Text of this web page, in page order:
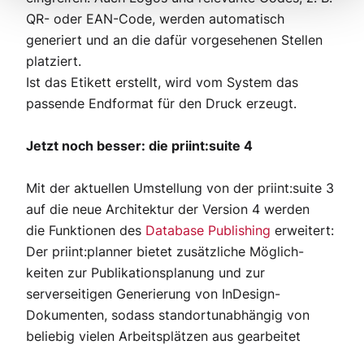
QR- oder EAN-Code, werden automatisch
generiert und an die dafür vorgesehenen Stellen
platziert.
Ist das Etikett erstellt, wird vom System das
passende Endformat für den Druck erzeugt.
Jetzt noch besser: die priint:suite 4
Mit der aktuellen Umstellung von der priint:suite 3
auf die neue Architektur der Version 4 werden
die Funktionen des Database Publishing erweitert:
Der priint:planner bietet zusätzliche Möglich-
keiten zur Publikationsplanung und zur
serverseitigen Generierung von InDesign-
Dokumenten, sodass standortunabhängig von
beliebig vielen Arbeitsplätzen aus gearbeitet